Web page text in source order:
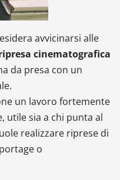
avvicinarsi alle
cinematografica
da presa con un
un lavoro fortemente
utile sia a chi punta al
realizzare riprese di
o